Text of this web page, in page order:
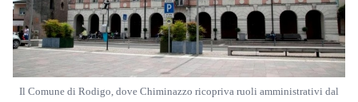
Il Comune di Rodigo, dove Chiminazzo ricopriva ruoli amministrativi dal